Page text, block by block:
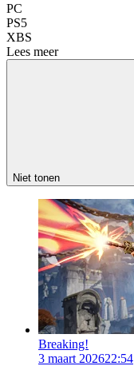
PC
PS5
XBS
Lees meer
Niet tonen
Breaking!
3 maart 202622:54